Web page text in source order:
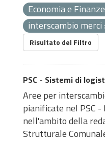
Economia e Finanze
interscambio merci
Risultato del Filtro
PSC - Sistemi di
Aree per
pianificate nel PSC
nell'ambito della
Strutturale